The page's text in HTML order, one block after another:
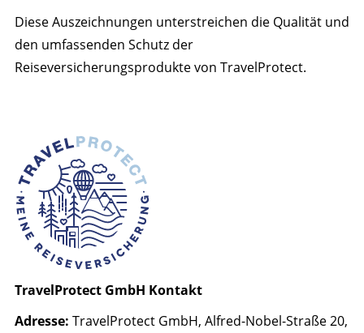
Diese Auszeichnungen unterstreichen die Qualität und
den umfassenden Schutz der
Reiseversicherungsprodukte von TravelProtect.
TravelProtect GmbH Kontakt
Adresse: TravelProtect GmbH, Alfred-Nobel-Straße 20,